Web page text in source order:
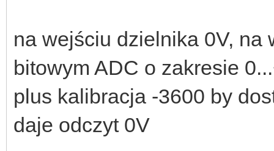
na wejściu dzielnika 0V, na
bitowym ADC o zakresie
plus kalibracja -3600 by
daje odczyt 0V